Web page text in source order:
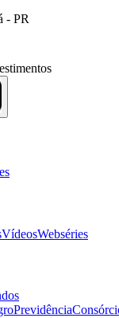
- PR
VídeosWebséries
Previdência